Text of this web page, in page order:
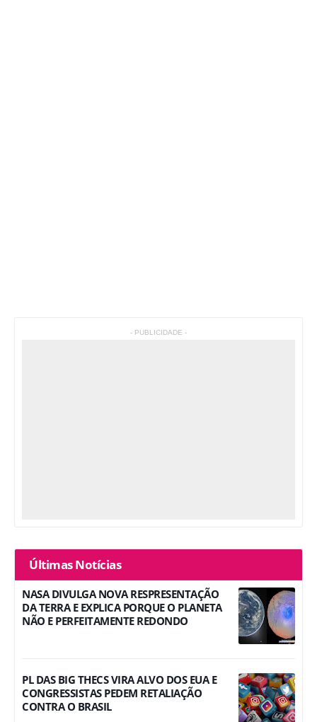
- PUBLICIDADE -
Últimas Notícias
NASA DIVULGA NOVA RESPRESENTAÇÃO
DA TERRA E EXPLICA PORQUE O PLANETA
NÃO E PERFEITAMENTE REDONDO
PL DAS BIG THECS VIRA ALVO DOS EUA E
CONGRESSISTAS PEDEM RETALIAÇÃO
CONTRA O BRASIL